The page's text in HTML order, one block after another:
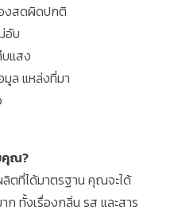
งสดผิดปกติ
อับ
แสง
มูล แหล่งที่มา
คุณ?
ตที่ได้มาตรฐาน คุณจะได้
ทั้งเรื่องกลิ่น รส และสาร